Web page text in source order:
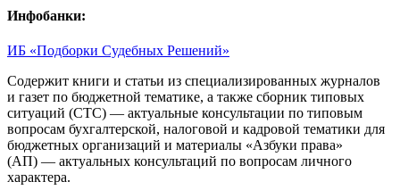
Инфобанки:
ИБ «Подборки Судебных Решений»
Содержит книги и статьи из специализированных журналов
и газет по бюджетной тематике, а также сборник типовых
ситуаций (СТС) — актуальные консультации по типовым
вопросам бухгалтерской, налоговой и кадровой тематики для
бюджетных организаций и материалы «Азбуки права»
(АП) — актуальных консультаций по вопросам личного
характера.